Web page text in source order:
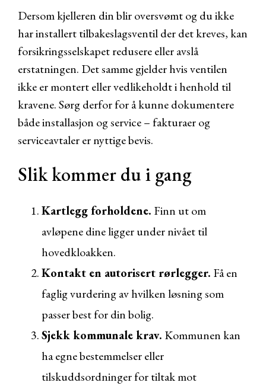
Dersom kjelleren din blir oversvømt og du ikke
har installert tilbakeslagsventil der det kreves, kan
forsikringsselskapet redusere eller avslå
erstatningen. Det samme gjelder hvis ventilen
ikke er montert eller vedlikeholdt i henhold til
kravene. Sørg derfor for å kunne dokumentere
både installasjon og service – fakturaer og
serviceavtaler er nyttige bevis.
Slik kommer du i gang
Kartlegg forholdene. Finn ut om
avløpene dine ligger under nivået til
hovedkloakken.
Kontakt en autorisert rørlegger. Få en
faglig vurdering av hvilken løsning som
passer best for din bolig.
Sjekk kommunale krav. Kommunen kan
ha egne bestemmelser eller
tilskuddsordninger for tiltak mot